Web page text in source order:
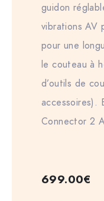
guidon
vibrations AV
pour une
le couteau à
d’outils de
accessoires).
Connector 2
699.00€